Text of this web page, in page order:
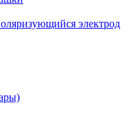
электрод